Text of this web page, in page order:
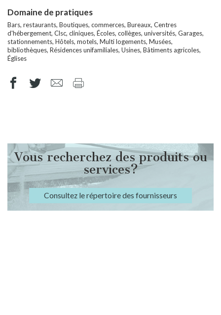
Domaine de pratiques
Bars, restaurants, Boutiques, commerces, Bureaux, Centres
d'hébergement, Clsc, cliniques, Écoles, collèges, universités, Garages,
stationnements, Hôtels, motels, Multi logements, Musées,
bibliothèques, Résidences unifamiliales, Usines, Bâtiments agricoles,
Églises
Vous recherchez des produits ou
services?
Consultez le répertoire des fournisseurs